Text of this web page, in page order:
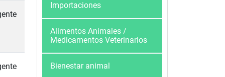
Importaciones
Alimentos Animales /
Medicamentos Veterinarios
Bienestar animal